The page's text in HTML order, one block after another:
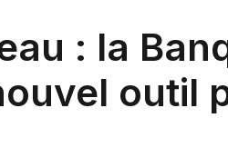
: la
outil